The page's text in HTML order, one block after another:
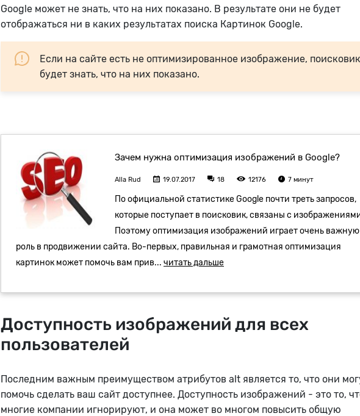
Google может не знать, что на них показано. В результате они не будет
отображаться ни в каких результатах поиска Картинок Google.
Если на сайте есть не оптимизированное изображение,
будет знать, что на них показано.
Доступность изображений для всех
пользователей
Последним важным преимуществом атрибутов alt является то, что они
помочь сделать ваш сайт доступнее. Доступность изображений - это то,
многие компании игнорируют, и она может во многом повысить общую